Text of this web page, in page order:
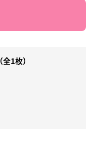
1枚）